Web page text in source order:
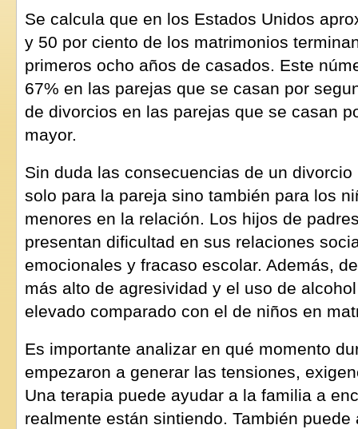
Se calcula que en los Estados Unidos
y 50 por ciento de los matrimonios
primeros ocho años de casados. Este
67% en las parejas que se casan por
de divorcios en las parejas que se casan
mayor.
Sin duda las consecuencias de un
solo para la pareja sino también para los
menores en la relación. Los hijos de
presentan dificultad en sus relaciones
emocionales y fracaso escolar. Además,
más alto de agresividad y el uso de
elevado comparado con el de niños en
Es importante analizar en qué momento
empezaron a generar las tensiones,
Una terapia puede ayudar a la familia a
realmente están sintiendo. También